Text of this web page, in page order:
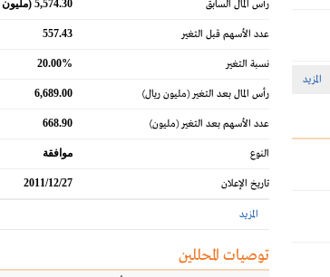
المزيد
رأس المال السابق 5,574.30 (مليون ريال)
عدد الأسهم قبل التغير 557.43
نسبة التغير 20.00%
رأس المال بعد التغير(مليون ريال) 6,689.00
عدد الأسهم بعد التغير(مليون) 668.90
النوع موافقة
تاريخ الإعلان 2011/12/27
المزيد
توصيات المحللين